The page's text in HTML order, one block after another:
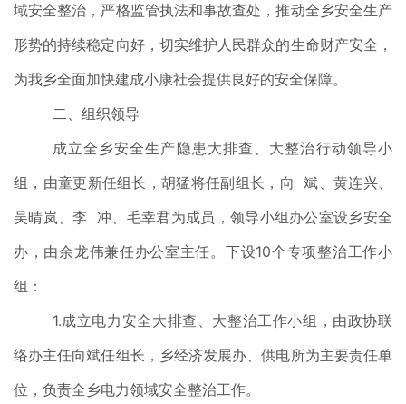
域安全整治，严格监管执法和事故查处，推动全乡安全生产
形势的持续稳定向好，切实维护人民群众的生命财产安全，
为我乡全面加快建成小康社会提供良好的安全保障。
二、组织领导
成立全乡安全生产隐患大排查、大整治行动领导小
组，由童更新任组长，胡猛将任副组长，向 斌、黄连兴、
吴晴岚、李 冲、毛幸君为成员，领导小组办公室设乡安全
办，由余龙伟兼任办公室主任。下设10个专项整治工作小
组：
1.成立电力安全大排查、大整治工作小组，由政协联
络办主任向斌任组长，乡经济发展办、供电所为主要责任单
位，负责全乡电力领域安全整治工作。